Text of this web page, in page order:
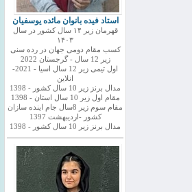
استاد فیده بانوان مائده یوسفیان
قهرمان زیر ۱۴ سال کشور در سال
۱۴۰۳
کسب مقام دومی جهان در رده سنی
زیر 12 سال - گرجستان 2022
اول تیمی زیر 12 سال اسیا - 2021-
انلاین
مدال برنز زیر 10 سال کشور - 1398
مقام اول زیر 10 سال استان - 1398
مقام سوم زیر 8سال جام اینده سازان
کشور -اردیبهشت 1397
مدال برنز زیر 10 سال کشور - 1398